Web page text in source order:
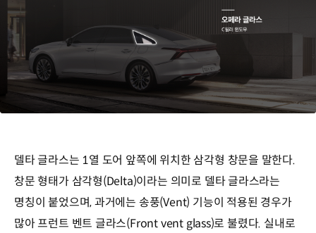
델타 글라스는 1열 도어 앞쪽에 위치한 삼각형 창문을 말한다.
창문 형태가 삼각형(Delta)이라는 의미로 델타 글라스라는
명칭이 붙었으며, 과거에는 송풍(Vent) 기능이 적용된 경우가
많아 프런트 벤트 글라스(Front vent glass)로 불렸다. 실내로